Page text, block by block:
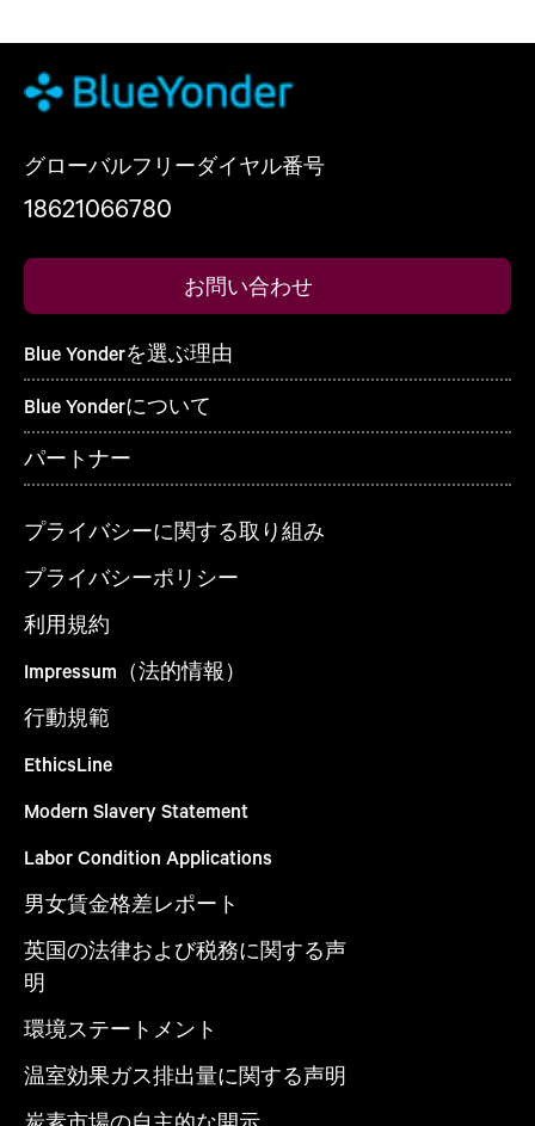
グローバルフリーダイヤル番号
18621066780
お問い合わせ
Blue Yonderを選ぶ理由
Blue Yonderについて
パートナー
プライバシーに関する取り組み
プライバシーポリシー
利用規約
Impressum（法的情報）
行動規範
EthicsLine
Modern Slavery Statement
Labor Condition Applications
男女賃金格差レポート
英国の法律および税務に関する声
明
環境ステートメント
温室効果ガス排出量に関する声明